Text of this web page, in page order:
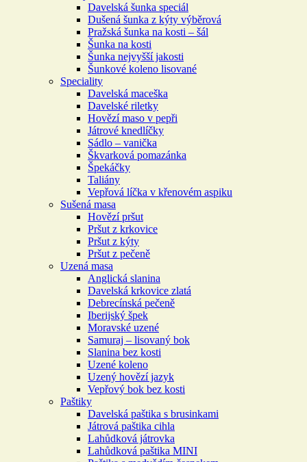
Davelská šunka speciál
Dušená šunka z kýty výběrová
Pražská šunka na kosti – šál
Šunka na kosti
Šunka nejvyšší jakosti
Šunkové koleno lisované
Speciality
Davelská maceška
Davelské riletky
Hovězí maso v pepři
Játrové knedlíčky
Sádlo – vanička
Škvarková pomazánka
Špekáčky
Taliány
Vepřová líčka v křenovém aspiku
Sušená masa
Hovězí pršut
Pršut z krkovice
Pršut z kýty
Pršut z pečeně
Uzená masa
Anglická slanina
Davelská krkovice zlatá
Debrecínská pečeně
Iberijský špek
Moravské uzené
Samuraj – lisovaný bok
Slanina bez kosti
Uzené koleno
Uzený hovězí jazyk
Vepřový bok bez kosti
Paštiky
Davelská paštika s brusinkami
Játrová paštika cihla
Lahůdková játrovka
Lahůdková paštika MINI